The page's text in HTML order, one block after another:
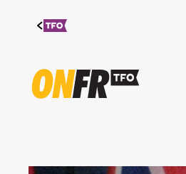
Aller au
contenu